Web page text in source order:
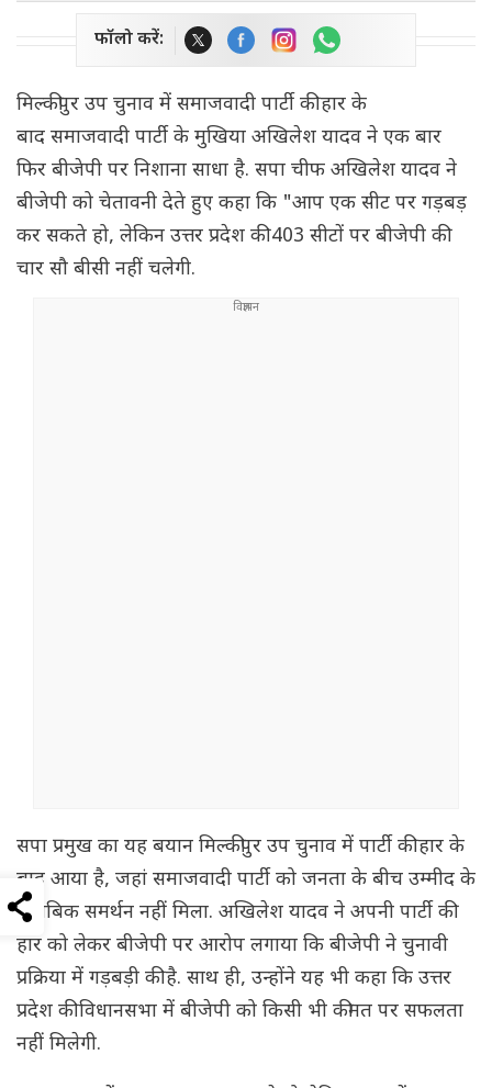
फॉलो करें:
मिल्कीपुर उप चुनाव में समाजवादी पार्टी की हार के
बाद समाजवादी पार्टी के मुखिया अखिलेश यादव ने एक बार
फिर बीजेपी पर निशाना साधा है. सपा चीफ अखिलेश यादव ने
बीजेपी को चेतावनी देते हुए कहा कि "आप एक सीट पर गड़बड़
कर सकते हो, लेकिन उत्तर प्रदेश की 403 सीटों पर बीजेपी की
चार सौ बीसी नहीं चलेगी.
सपा प्रमुख का यह बयान मिल्कीपुर उप चुनाव में पार्टी की हार के
बाद आया है, जहां समाजवादी पार्टी को जनता के बीच उम्मीद के
मुताबिक समर्थन नहीं मिला. अखिलेश यादव ने अपनी पार्टी की
हार को लेकर बीजेपी पर आरोप लगाया कि बीजेपी ने चुनावी
प्रक्रिया में गड़बड़ी की है. साथ ही, उन्होंने यह भी कहा कि उत्तर
प्रदेश की विधानसभा में बीजेपी को किसी भी कीमत पर सफलता
नहीं मिलेगी.